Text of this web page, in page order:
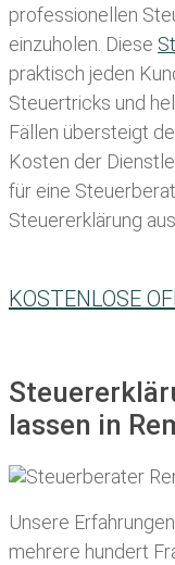
professionellen
einzuholen. Diese
praktisch jeden
Steuertricks und
Fällen übersteigt
Kosten der
für eine
Steuererklärung
KOSTENLOSE
lassen in
Unsere
mehrere hundert